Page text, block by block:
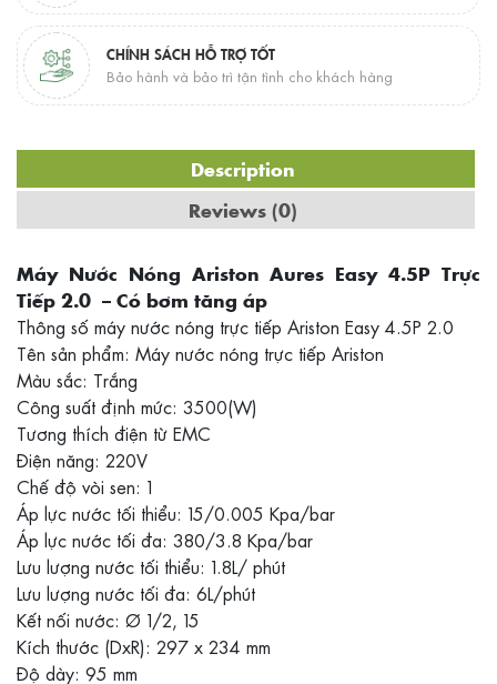
CHÍNH SÁCH HỖ TRỢ TỐT
Bảo hành và bảo trì tận tình cho khách hàng
Description
Reviews (0)
Máy Nước Nóng Ariston Aures Easy 4.5P Trực
Tiếp 2.0 – Có bơm tăng áp
Thông số máy nước nóng trực tiếp Ariston Easy 4.5P 2.0
Tên sản phẩm: Máy nước nóng trực tiếp Ariston
Màu sắc: Trắng
Công suất định mức: 3500(W)
Tương thích điện từ EMC
Điện năng: 220V
Chế độ vòi sen: 1
Áp lực nước tối thiểu: 15/0.005 Kpa/bar
Áp lực nước tối đa: 380/3.8 Kpa/bar
Lưu lượng nước tối thiểu: 1.8L/ phút
Lưu lượng nước tối đa: 6L/phút
Kết nối nước: Ø 1/2, 15
Kích thước (DxR): 297 x 234 mm
Độ dày: 95 mm